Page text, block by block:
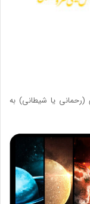
(رحمانی یا شیطانی) به